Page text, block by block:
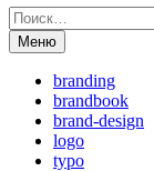
Найти:
Меню
branding
brandbook
brand-design
logo
typo